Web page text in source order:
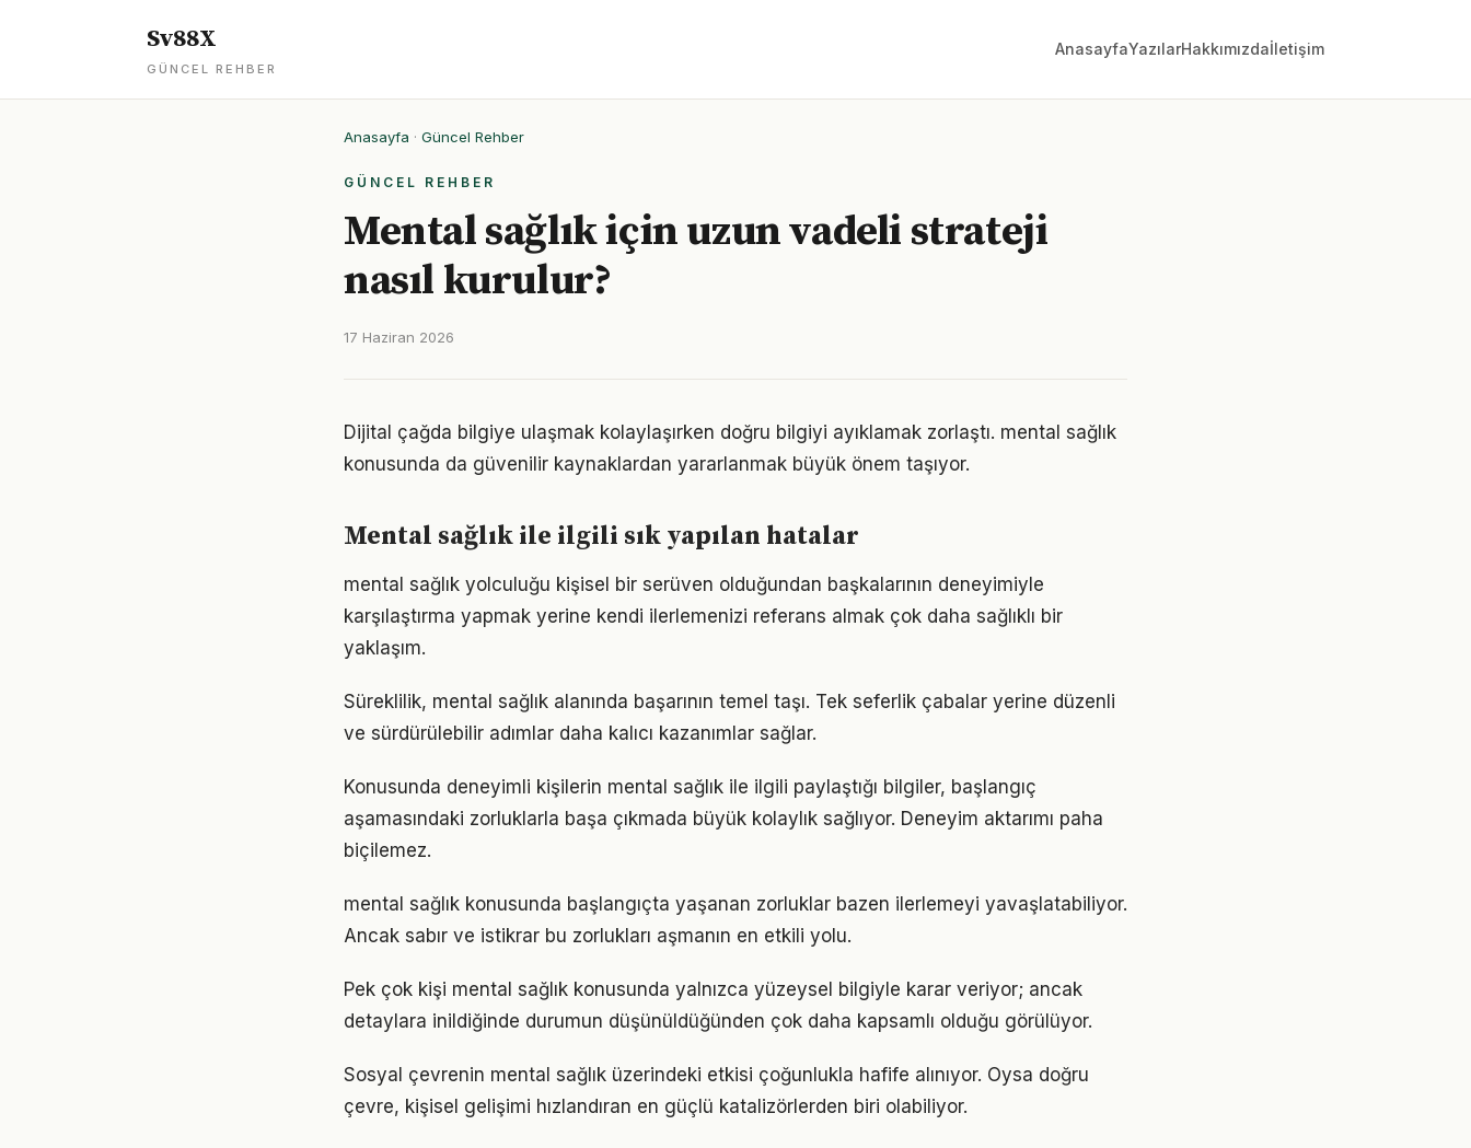
Sv88X
GÜNCEL REHBER
AnasayfaYazılarHakkımızdaİletişim
Anasayfa · Güncel Rehber
GÜNCEL REHBER
Mental sağlık için uzun vadeli strateji
nasıl kurulur?
17 Haziran 2026
Dijital çağda bilgiye ulaşmak kolaylaşırken doğru bilgiyi ayıklamak zorlaştı. mental sağlık
konusunda da güvenilir kaynaklardan yararlanmak büyük önem taşıyor.
Mental sağlık ile ilgili sık yapılan hatalar
mental sağlık yolculuğu kişisel bir serüven olduğundan başkalarının deneyimiyle
karşılaştırma yapmak yerine kendi ilerlemenizi referans almak çok daha sağlıklı bir
yaklaşım.
Süreklilik, mental sağlık alanında başarının temel taşı. Tek seferlik çabalar yerine düzenli
ve sürdürülebilir adımlar daha kalıcı kazanımlar sağlar.
Konusunda deneyimli kişilerin mental sağlık ile ilgili paylaştığı bilgiler, başlangıç
aşamasındaki zorluklarla başa çıkmada büyük kolaylık sağlıyor. Deneyim aktarımı paha
biçilemez.
mental sağlık konusunda başlangıçta yaşanan zorluklar bazen ilerlemeyi yavaşlatabiliyor.
Ancak sabır ve istikrar bu zorlukları aşmanın en etkili yolu.
Pek çok kişi mental sağlık konusunda yalnızca yüzeysel bilgiyle karar veriyor; ancak
detaylara inildiğinde durumun düşünüldüğünden çok daha kapsamlı olduğu görülüyor.
Sosyal çevrenin mental sağlık üzerindeki etkisi çoğunlukla hafife alınıyor. Oysa doğru
çevre, kişisel gelişimi hızlandıran en güçlü katalizörlerden biri olabiliyor.